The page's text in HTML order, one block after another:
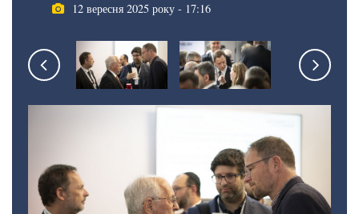
12 вересня 2025 року - 17:16